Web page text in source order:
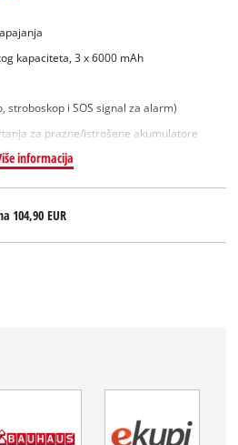
kapaciteta, 3 x 6000 mAh
stroboskop i SOS signal za alarm)
za prazne/istrošene akumulatore
informacija
104,90 EUR